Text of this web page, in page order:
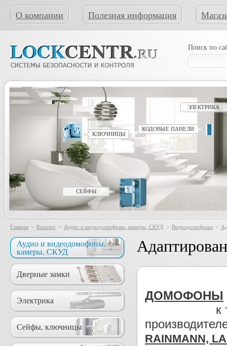
О компании Полезная информация
Поиск по
ЭЛЕКТРИКА
КЛЮЧНИЦЫ
КОДОВЫЕ ПАНЕЛИ
СЕЙФЫ
Главная > Каталог > Аудио и видеодомофоны, камеры, СКУД > Видеодомофоны >
ДОМОФОНЫ
к таким
RAINMANN,
Аудио и видеодомофоны,
камеры, СКУД
Дверные замки
Электрика
Сейфы, ключницы